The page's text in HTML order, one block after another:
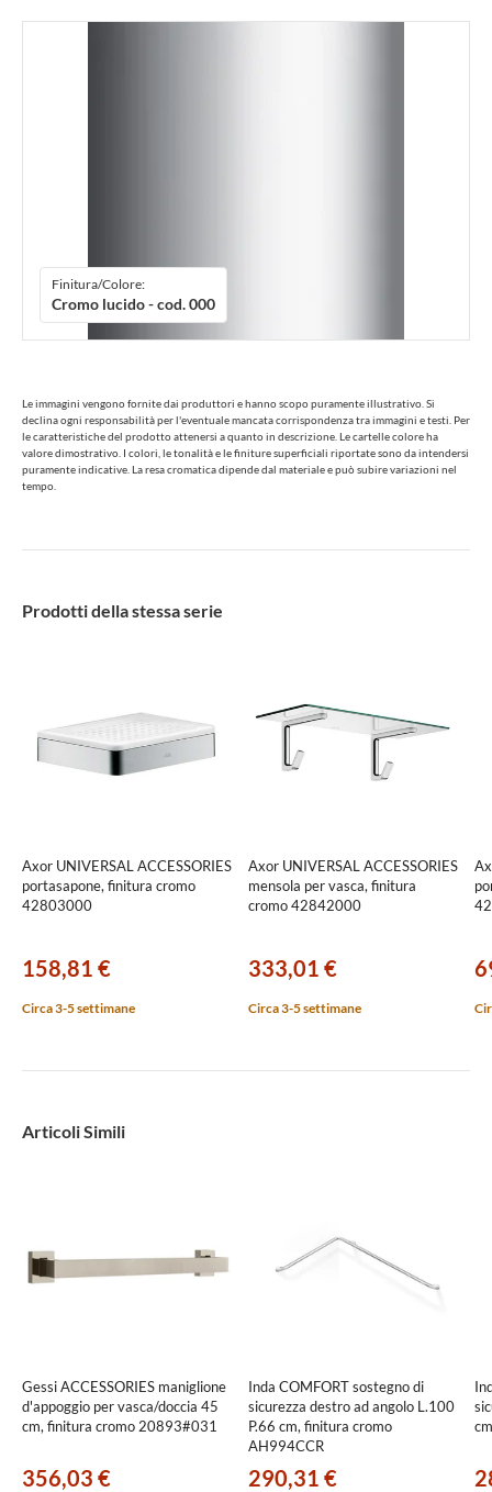
Finitura/Colore:
Cromo lucido - cod. 000
Le immagini vengono fornite dai produttori e hanno scopo puramente illustrativo. Si
declina ogni responsabilità per l'eventuale mancata corrispondenza tra immagini e testi. Per
le caratteristiche del prodotto attenersi a quanto in descrizione. Le cartelle colore ha
valore dimostrativo. I colori, le tonalità e le finiture superficiali riportate sono da intendersi
puramente indicative. La resa cromatica dipende dal materiale e può subire variazioni nel
tempo.
Prodotti della stessa serie
Axor UNIVERSAL ACCESSORIES
portasapone, finitura cromo
42803000
158,81 €
Circa 3-5 settimane
Axor UNIVERSAL ACCESSORIES
mensola per vasca, finitura
cromo 42842000
333,01 €
Circa 3-5 settimane
Articoli Simili
Gessi ACCESSORIES maniglione
d'appoggio per vasca/doccia 45
cm, finitura cromo 20893#031
356,03 €
Inda COMFORT sostegno di
sicurezza destro ad angolo L.100
P.66 cm, finitura cromo
AH994CCR
290,31 €